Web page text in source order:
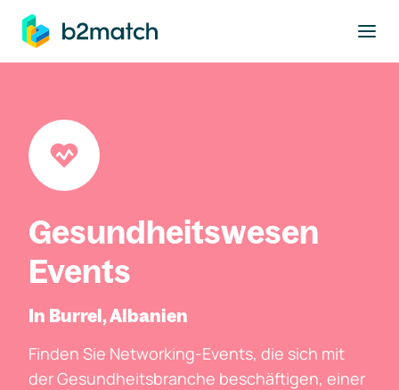
springen
Gesundheitswesen
Events
In Burrel, Albanien
Finden Sie Networking-Events, die sich mit
der Gesundheitsbranche beschäftigen, einer